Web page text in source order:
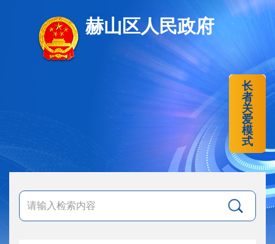
赫山区人民政府
长
者
关
爱
模
式